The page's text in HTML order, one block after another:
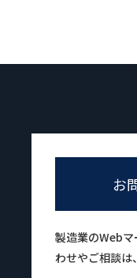
お
製造業のWeb
わせやご相談は